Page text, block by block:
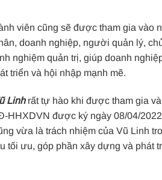
viên cũng sẽ được tham gia vào
doanh nghiệp, người quản lý,
nghiệm quản trị, giúp doanh
triển và hội nhập mạnh mẽ.
Linhrất tự hào khi được tham gia
HHXDVN được ký ngày 08/04/
vừa là trách nhiệm của Vũ Linh
tối ưu, góp phần xây dựng và phát